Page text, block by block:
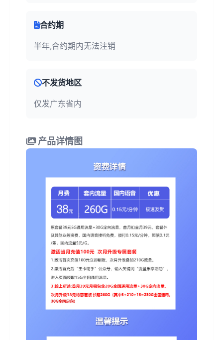
合约期
半年,合约期内无法注销
不发货地区
仅发广东省内
产品详情图